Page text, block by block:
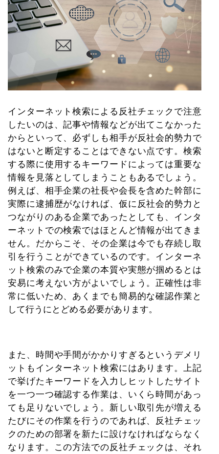
インターネット検索による反社チェックで注意
したいのは、記事や情報などが出てこなかった
からといって、必ずしも相手が反社会的勢力で
はないと断定することはできない点です。検索
する際に使用するキーワードによっては重要な
情報を見落としてしまうこともあるでしょう。
例えば、相手企業の社長や会長を含めた幹部に
実際に逮捕歴がなければ、仮に反社会的勢力と
つながりのある企業であったとしても、インタ
ーネットでの検索ではほとんど情報が出てきま
せん。だからこそ、その企業は今でも存続し取
引を行うことができているのです。インターネ
ット検索のみで企業の本質や実態が掴めるとは
安易に考えない方がよいでしょう。正確性は非
常に低いため、あくまでも簡易的な確認作業と
して行うにとどめる必要があります。
また、時間や手間がかかりすぎるというデメリ
ットもインターネット検索にはあります。上記
で挙げたキーワードを入力しヒットしたサイト
を一つ一つ確認する作業は、いくら時間があっ
ても足りないでしょう。新しい取引先が増える
たびにその作業を行うのであれば、反社チェッ
クのための部署を新たに設けなければならなく
なります。この方法での反社チェックは、それ